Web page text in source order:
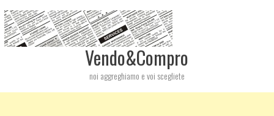
Vendo&Compro
noi aggreghiamo e voi scegliete